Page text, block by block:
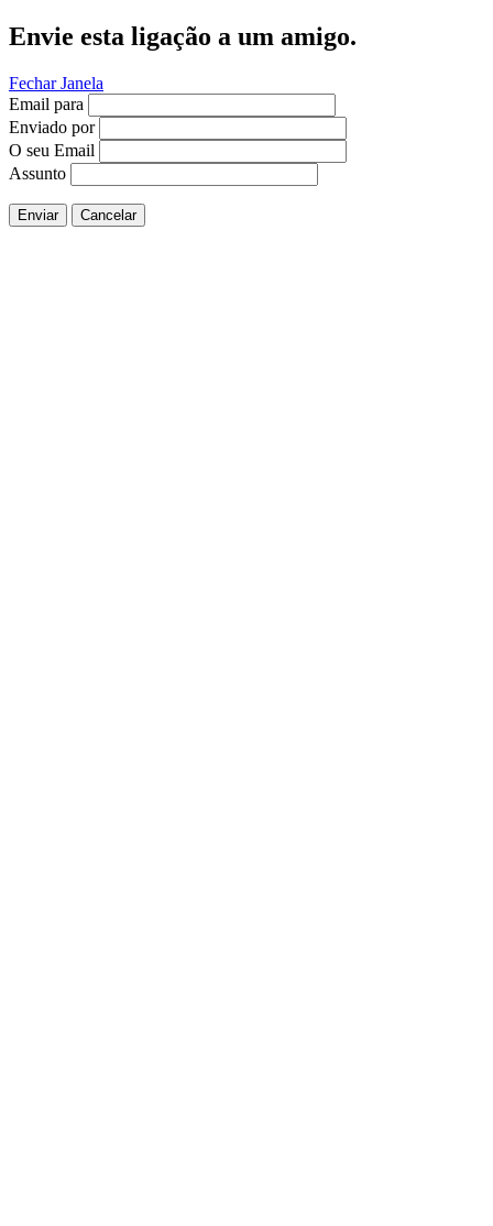
Envie esta ligação a um amigo.
Fechar Janela
Email para
Enviado por
O seu Email
Assunto
Enviar Cancelar